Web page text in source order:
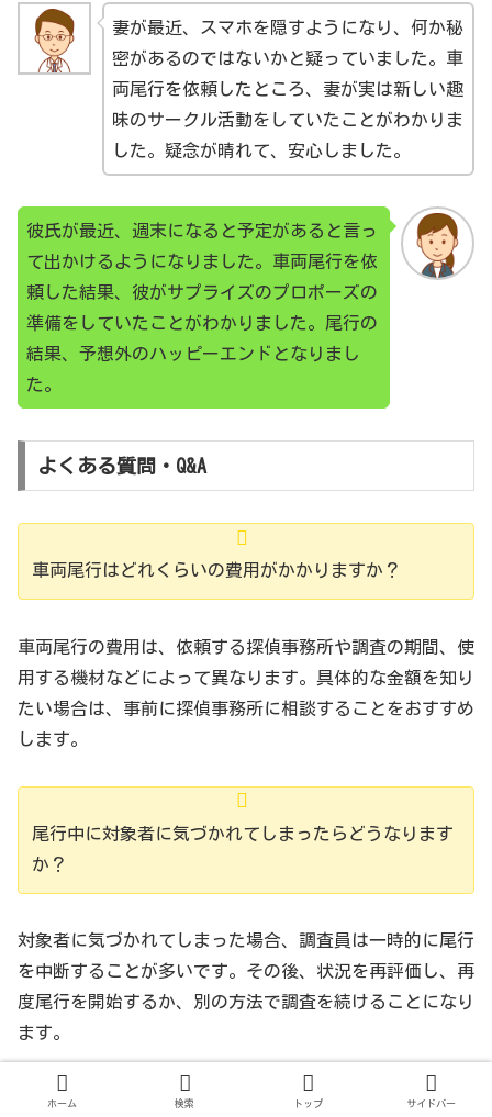
た。このような状況では1人の調査員では尾行が難し
いため、3人の調査員が連携して尾行を行った。その
結果、対象者の全ての動きをキャッチし、浮気の証拠
探偵が浮気調査を行う時の最適な調査員の人数は？
GPSとの併用による成功
あるケースでは、対象者が頻繁に長距離移動をするビ
ジネスマンだった。物理的な尾行だけでは限界があっ
たため、対象者の車にGPS発信機を取り付けること
で、リアルタイムでの位置情報を取得。この情報を基
に、調査員は対象者の目的地や途中の停車地点での行
動を詳細に調査することができ、浮気の証拠を掴むこ
とができた。
繁に訪れる生活をしていた。調査員は数日間にわた
り、対象者の行動を詳細に記録。その結果、対象者が
妻が最近、スマホを隠すようになり、何か秘
密があるのではないかと疑っていました。車
両尾行を依頼したところ、妻が実は新しい趣
味のサークル活動をしていたことがわかりま
した。疑念が晴れて、安心しました。
彼氏が最近、週末になると予定があると言っ
て出かけるようになりました。車両尾行を依
頼した結果、彼がサプライズのプロポーズの
準備をしていたことがわかりました。尾行の
結果、予想外のハッピーエンドとなりまし
た。
よくある質問・Q&A
車両尾行はどれくらいの費用がかかりますか？
車両尾行の費用は、依頼する探偵事務所や調査の期間、使
用する機材などによって異なります。具体的な金額を知り
たい場合は、事前に探偵事務所に相談することをおすすめ
します。
尾行中に対象者に気づかれてしまったらどうなります
か？
対象者に気づかれてしまった場合、調査員は一時的に尾行
を中断することが多いです。その後、状況を再評価し、再
度尾行を開始するか、別の方法で調査を続けることになり
ます。
ホーム 検索 トップ サイドバー